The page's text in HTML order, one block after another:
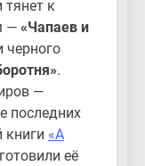
тянет к
— «Чапаев и
черного
.
—
последних
книги «A
её